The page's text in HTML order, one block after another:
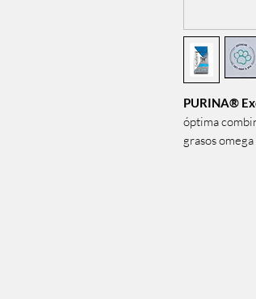
PURINA®
óptima
grasos